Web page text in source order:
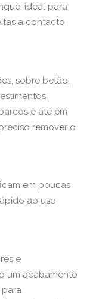
ideal para
a contacto
sobre betão,
e até em
remover o
em poucas
ao uso
e
um acabamento